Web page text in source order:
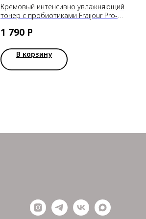
Кремовый интенсивно увлажняющий
тонер с пробиотиками Fraijour Pro-
1 790 Р
В корзину